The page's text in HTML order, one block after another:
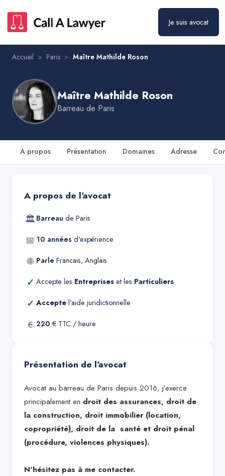
Je suis avocat
Accueil > Paris > Maître Mathilde Roson
Maître Mathilde Roson
Barreau de Paris
A propos Présentation Domaines Adresse
A propos de l'avocat
🏛 Barreau de Paris
📅 10 années d'expérience
🌐 Parle Francais, Anglais
✓ Accepte les Entreprises et les Particuliers
✓ Accepte l'aide juridictionnelle
€ 220 € TTC / heure
Présentation de l'avocat
Avocat au barreau de Paris depuis 2016, j’exerce
principalement en droit des assurances, droit de
la construction, droit immobilier (location,
copropriété), droit de la santé et droit pénal
(procédure, violences physiques).
N'hésitez pas à me contacter.